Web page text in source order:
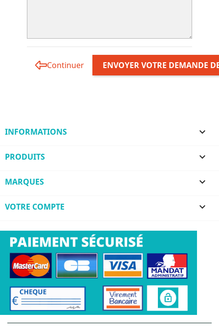
Continuer ENVOYER VOTRE DEMANDE
INFORMATIONS 
PRODUITS 
MARQUES 
VOTRE COMPTE 